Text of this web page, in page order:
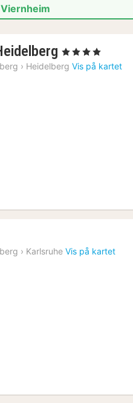
1
natt
, 4 Stjerner
› Heidelberg Vis på kartet
› Karlsruhe Vis på kartet